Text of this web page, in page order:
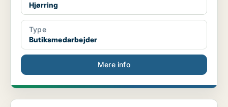
Hjørring
Type
Butiksmedarbejder
Mere info
Butiksassistent under 18 år - Hobro